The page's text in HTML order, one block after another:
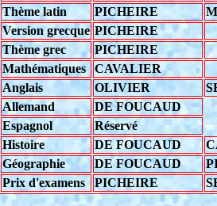
Thème latin
PICHEIRE
Version grecque PICHEIRE
Thème grec
PICHEIRE
Mathématiques
CAVALIER
Anglais
OLIVIER
Allemand
DE FOUCAUD
Espagnol
Réservé
Histoire
DE FOUCAUD
Géographie
DE FOUCAUD
Prix d'examens
PICHEIRE